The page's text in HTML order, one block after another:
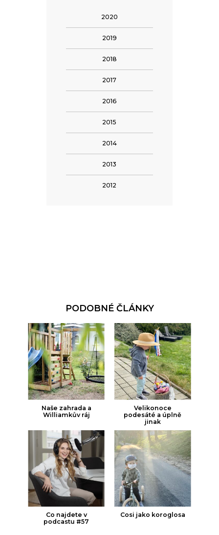
2020
2019
2018
2017
2016
2015
2014
2013
2012
PODOBNÉ ČLÁNKY
Naše zahrada a
Williamkův ráj
Velikonoce
podesáté a úplně
jinak
Co najdete v
podcastu #57
Cosi jako koroglosa